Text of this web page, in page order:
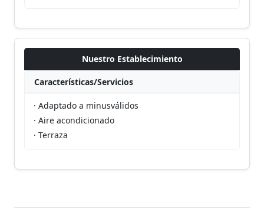
Nuestro Establecimiento
Características/Servicios
· Adaptado a minusválidos
· Aire acondicionado
· Terraza